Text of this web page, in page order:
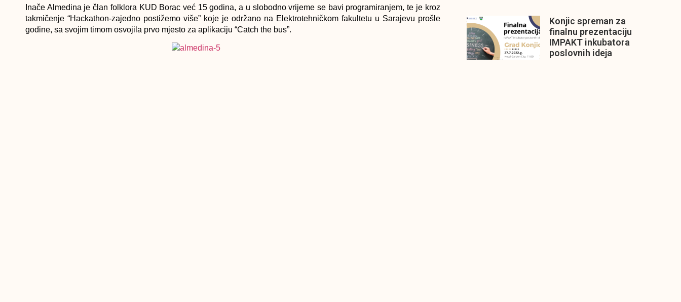
Inače Almedina je član folklora KUD Borac već 15 godina, a u slobodno vrijeme se bavi programiranjem, te je kroz
takmičenje “Hackathon-zajedno postižemo više” koje je održano na Elektrotehničkom fakultetu u Sarajevu prošle
godine, sa svojim timom osvojila prvo mjesto za aplikaciju “Catch the bus”.
Konjic spreman za
finalnu prezentaciju
IMPAKT inkubatora
poslovnih ideja